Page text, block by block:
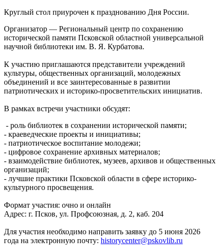
Круглый стол приурочен к празднованию Дня России.
Организатор — Региональный центр по сохранению
исторической памяти Псковской областной универсальной
научной библиотеки им. В. Я. Курбатова.
К участию приглашаются представители учреждений
культуры, общественных организаций, молодежных
объединений и все заинтересованные в развитии
патриотических и историко-просветительских инициатив.
В рамках встречи участники обсудят:
- роль библиотек в сохранении исторической памяти;
- краеведческие проекты и инициативы;
- патриотическое воспитание молодежи;
- цифровое сохранение архивных материалов;
- взаимодействие библиотек, музеев, архивов и общественных
организаций;
- лучшие практики Псковской области в сфере историко-
культурного просвещения.
Формат участия: очно и онлайн
Адрес: г. Псков, ул. Профсоюзная, д. 2, каб. 204
Для участия необходимо направить заявку до 5 июня 2026
года на электронную почту: historycenter@pskovlib.ru